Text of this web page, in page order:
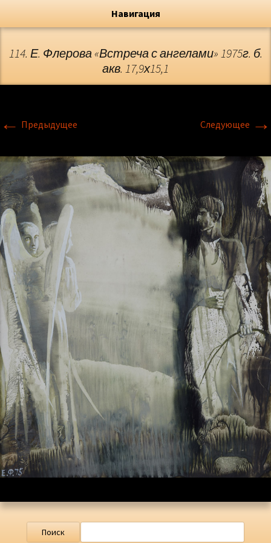
Флёрова Елена Николаевна
Художник, Официальный сайт
Навигация
114. Е. Флерова «Встреча с ангелами» 1975г. б.
акв. 17,9х15,1
← Предыдущее Следующее →